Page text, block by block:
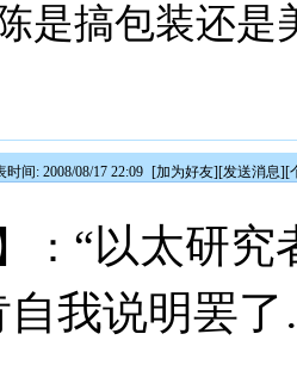
是搞包装还是
时间: 2008/08/17 22:09 [加为好友][发送消息][
： “以太研究
自我说明罢